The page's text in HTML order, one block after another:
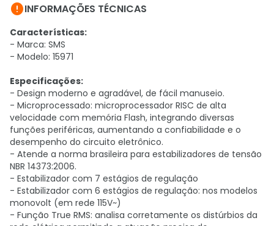
INFORMAÇÕES TÉCNICAS
Características:
- Marca: SMS
- Modelo: 15971
Especificações:
- Design moderno e agradável, de fácil manuseio.
- Microprocessado: microprocessador RISC de alta
velocidade com memória Flash, integrando diversas
funções periféricas, aumentando a confiabilidade e o
desempenho do circuito eletrônico.
- Atende a norma brasileira para estabilizadores de tensão
NBR 14373:2006.
- Estabilizador com 7 estágios de regulação
- Estabilizador com 6 estágios de regulação: nos modelos
monovolt (em rede 115V~)
- Função True RMS: analisa corretamente os distúrbios da